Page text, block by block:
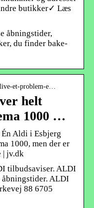
butikker✓ Læs
åbningstider,
du finder bake-
et-problem-e…
helt
1000 …
Aldi i Esbjerg
1000, men der er
| jv.dk
tilbudsaviser. ALDI
ALDI
88 6705